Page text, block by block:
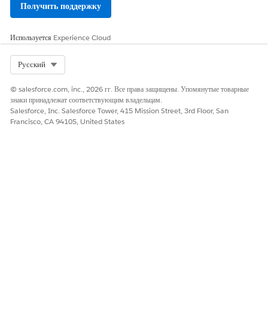
Получить поддержку
Используется Experience Cloud
Русский
© salesforce.com, inc., 2026 гг. Все права защищены. Упомянутые товарные
знаки принадлежат соответствующим владельцам.
Salesforce, Inc. Salesforce Tower, 415 Mission Street, 3rd Floor, San
Francisco, CA 94105, United States